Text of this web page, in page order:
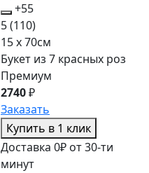
+55
5(110)
15 x 70см
Букет из 7 красных роз
Премиум
2740₽
Заказать
Купить в 1 клик
Доставка 0₽ от 30-ти
минут